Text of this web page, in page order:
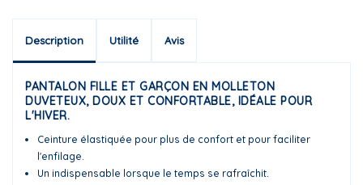
Description Utilité Avis
PANTALON FILLE ET GARÇON EN MOLLETON
DUVETEUX, DOUX ET CONFORTABLE, IDÉALE POUR
L'HIVER.
Ceinture élastiquée pour plus de confort et pour faciliter
l'enfilage.
Un indispensable lorsque le temps se rafraîchit.